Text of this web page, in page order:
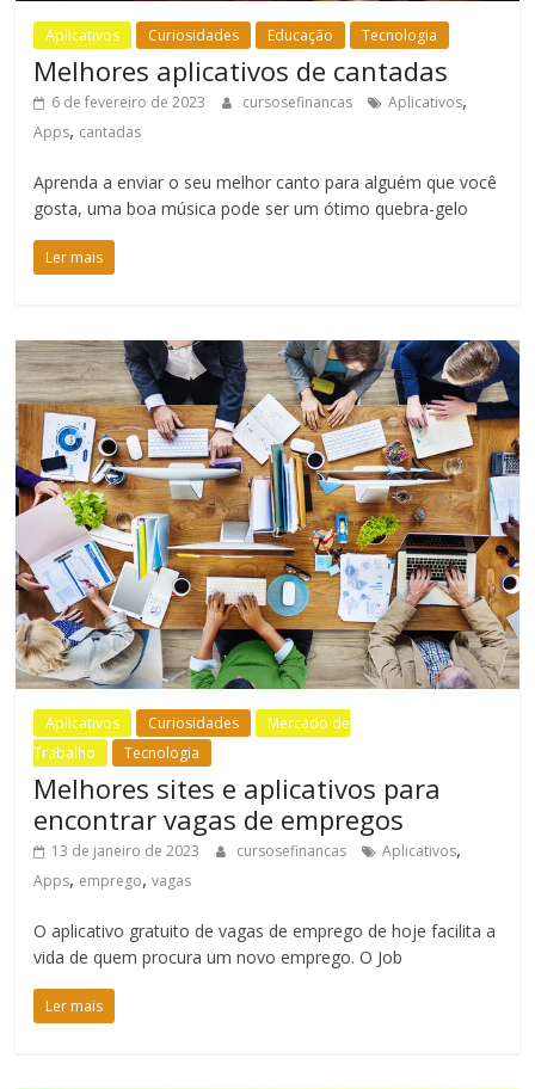
Aplicativos Curiosidades Educação Tecnologia
Melhores aplicativos de cantadas
6 de fevereiro de 2023 cursosefinancas Aplicativos,
Apps, cantadas
Aprenda a enviar o seu melhor canto para alguém que você
gosta, uma boa música pode ser um ótimo quebra-gelo
Ler mais
Aplicativos Curiosidades
Mercado de
Trabalho
Tecnologia
Melhores sites e aplicativos para
encontrar vagas de empregos
13 de janeiro de 2023 cursosefinancas Aplicativos,
Apps, emprego,vagas
O aplicativo gratuito de vagas de emprego de hoje facilita a
vida de quem procura um novo emprego. O Job
Ler mais